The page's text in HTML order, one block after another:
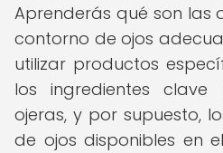
Aprenderás qué son las
contorno de ojos
utilizar productos
los ingredientes
ojeras, y por supuesto,
de ojos disponibles en